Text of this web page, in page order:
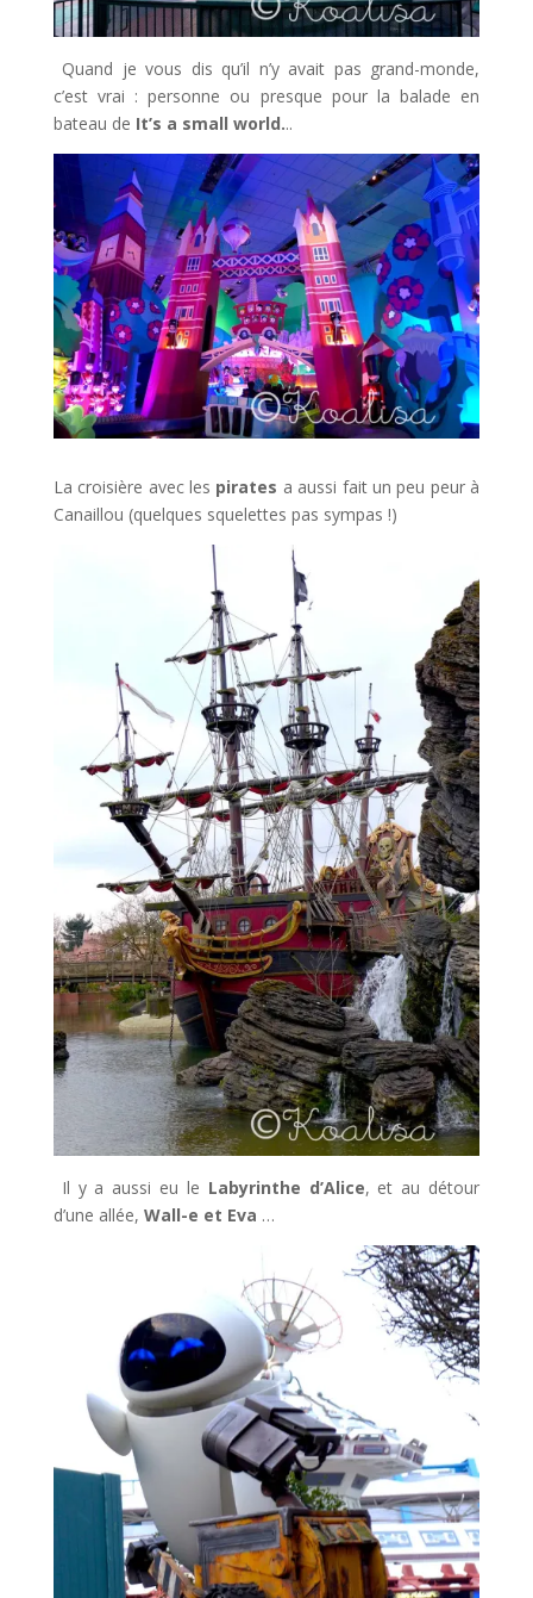
Quand je vous dis qu’il n’y avait pas grand-monde,
c’est vrai : personne ou presque pour la balade en
bateau de It’s a small world...
La croisière avec les pirates a aussi fait un peu peur à
Canaillou (quelques squelettes pas sympas !)
Il y a aussi eu le Labyrinthe d’Alice, et au détour
d’une allée, Wall-e et Eva …